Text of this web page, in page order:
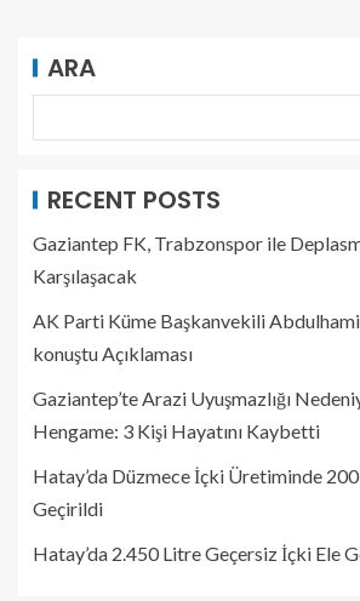
ARA
RECENT POSTS
Gaziantep FK, Trabzonspor ile
Karşılaşacak
AK Parti Küme Başkanvekili
konuştu Açıklaması
Gaziantep’te Arazi Uyuşmazlığı
Hengame: 3 Kişi Hayatını Kaybetti
Hatay’da Düzmece İçki Üretiminde
Geçirildi
Hatay’da 2.450 Litre Geçersiz İçki Ele